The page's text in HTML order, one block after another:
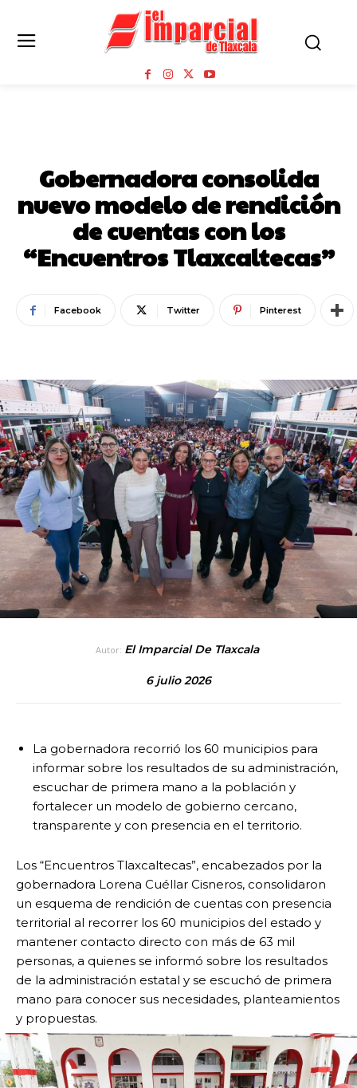
Gobernadora consolida
nuevo modelo de rendición
de cuentas con los
“Encuentros Tlaxcaltecas”
Facebook Twitter Pinterest
Autor: El Imparcial De Tlaxcala
6 julio 2026
La gobernadora recorrió los 60 municipios para
informar sobre los resultados de su administración,
escuchar de primera mano a la población y
fortalecer un modelo de gobierno cercano,
transparente y con presencia en el territorio.
Los “Encuentros Tlaxcaltecas”, encabezados por la
gobernadora Lorena Cuéllar Cisneros, consolidaron
un esquema de rendición de cuentas con presencia
territorial al recorrer los 60 municipios del estado y
mantener contacto directo con más de 63 mil
personas, a quienes se informó sobre los resultados
de la administración estatal y se escuchó de primera
mano para conocer sus necesidades, planteamientos
y propuestas.